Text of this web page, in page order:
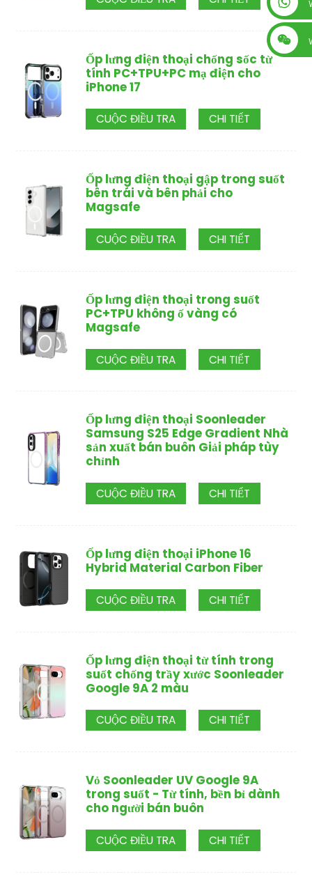
Ốp lưng điện thoại chống sốc từ
tính PC+TPU+PC mạ điện cho
iPhone 17
CUỘC ĐIỀU TRA CHI TIẾT
Ốp lưng điện thoại gập trong suốt
bên trái và bên phải cho
Magsafe
CUỘC ĐIỀU TRA CHI TIẾT
Ốp lưng điện thoại trong suốt
PC+TPU không ố vàng có
Magsafe
CUỘC ĐIỀU TRA CHI TIẾT
Ốp lưng điện thoại Soonleader
Samsung S25 Edge Gradient Nhà
sản xuất bán buôn Giải pháp tùy
chỉnh
CUỘC ĐIỀU TRA CHI TIẾT
Ốp lưng điện thoại iPhone 16
Hybrid Material Carbon Fiber
CUỘC ĐIỀU TRA CHI TIẾT
Ốp lưng điện thoại từ tính trong
suốt chống trầy xước Soonleader
Google 9A 2 màu
CUỘC ĐIỀU TRA CHI TIẾT
Vỏ Soonleader UV Google 9A
trong suốt - Từ tính, bền bỉ dành
cho người bán buôn
CUỘC ĐIỀU TRA CHI TIẾT